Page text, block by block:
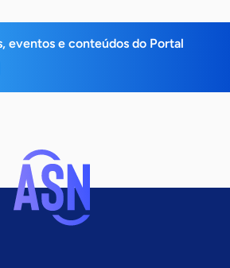
eventos e conteúdos do Portal